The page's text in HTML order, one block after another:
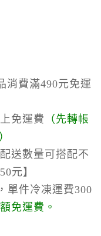
消費滿490元免運
免運費 （ 先轉帳
送數量可搭配不
元】
單件冷凍運費300
免運費。